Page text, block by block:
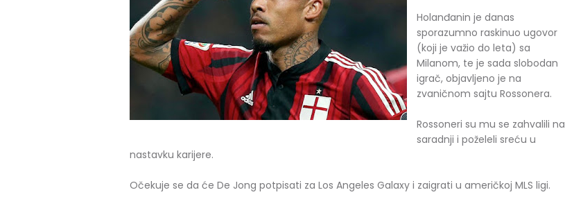
Holanđanin je danas
sporazumno raskinuo ugovor
(koji je važio do leta) sa
Milanom, te je sada slobodan
igrač, objavljeno je na
zvaničnom sajtu Rossonera.
Rossoneri su mu se zahvalili na
saradnji i poželeli sreću u
nastavku karijere.
Očekuje se da će De Jong potpisati za Los Angeles Galaxy i zaigrati u američkoj MLS ligi.